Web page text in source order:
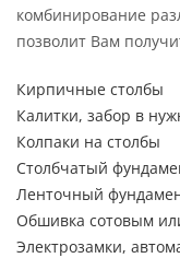
комбинирование
позволит Вам
Кирпичные столбы
Калитки, забор в
Колпаки на столбы
Столбчатый
Ленточный
Обшивка сотовым
Электрозамки,